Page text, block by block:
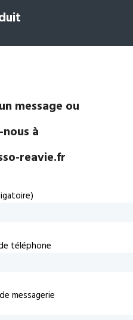
message ou
à
reavie.fr
téléphone
messagerie